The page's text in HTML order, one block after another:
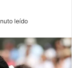
leído